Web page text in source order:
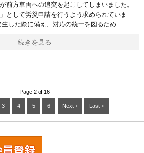
前方車両への追突を起こしてしまいました。
として労災申請を行うよう求められていま
した際に備え、対応の統一を図るため
続きを見る
Page 2 of 16
3 4 5 6 Next › Last »